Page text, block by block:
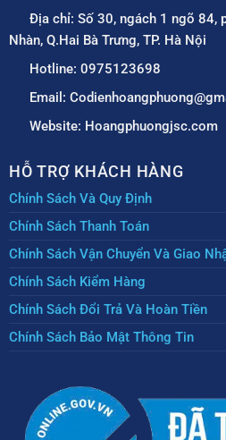
Địa chỉ: Số 30, ngách 1 ngõ 84,
Nhàn, Q.Hai Bà Trưng, TP. Hà Nội
Hotline: 0975123698
Email:
Website: Hoangphuongjsc.com
HỖ TRỢ KHÁCH HÀNG
Chính Sách Và Quy Định
Chính Sách Thanh Toán
Chính Sách Vận Chuyển Và Giao
Chính Sách Kiểm Hàng
Chính Sách Đổi Trả Và Hoàn Tiền
Chính Sách Bảo Mật Thông Tin